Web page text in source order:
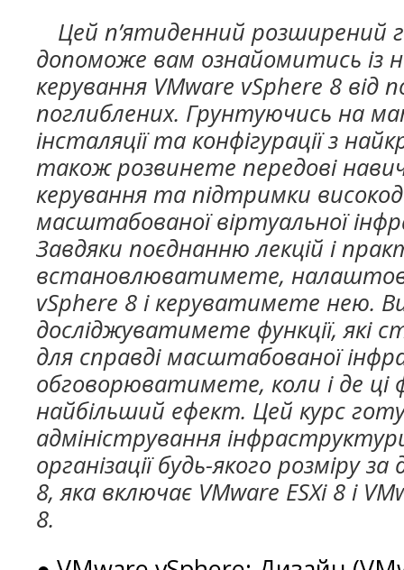
Цей п’ятиденний розширений
допоможе вам ознайомитись із
керування VMware vSphere 8 від
поглиблених. Грунтуючись на
інсталяції та конфігурації з
також розвинете передові
керування та підтримки
масштабованої віртуальної
Завдяки поєднанню лекцій і
встановлюватимете,
vSphere 8 і керуватимете нею.
досліджуватимете функції, які
для справді масштабованої
обговорюватимете, коли і де ці
найбільший ефект. Цей курс
адміністрування
організації будь-якого розміру
8, яка включає VMware ESXi 8 і
8.